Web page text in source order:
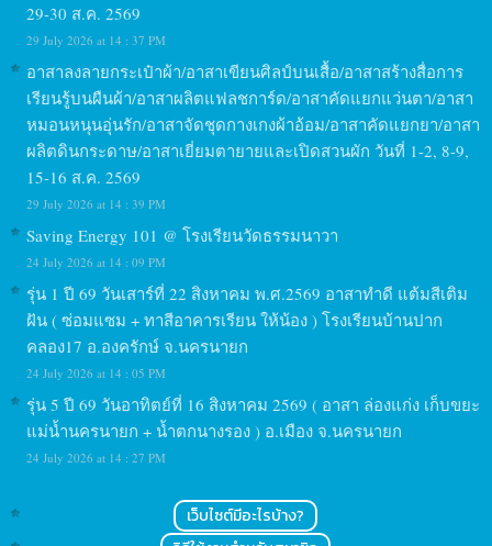
29-30 ส.ค. 2569
29 July 2026 at 14 : 37 PM
อาสาลงลายกระเป๋าผ้า/อาสาเขียนศิลป์บนเสื้อ/อาสาสร้างสื่อการ
เรียนรู้บนผืนผ้า/อาสาผลิตแฟลชการ์ด/อาสาคัดแยกแว่นตา/อาสา
หมอนหนุนอุ่นรัก/อาสาจัดชุดกางเกงผ้าอ้อม/อาสาคัดแยกยา/อาสา
ผลิตดินกระดาษ/อาสาเยี่ยมตายายและเปิดสวนผัก วันที่ 1-2, 8-9,
15-16 ส.ค. 2569
29 July 2026 at 14 : 39 PM
Saving Energy 101 @ โรงเรียนวัดธรรมนาวา
24 July 2026 at 14 : 09 PM
รุ่น 1 ปี 69 วันเสาร์ที่ 22 สิงหาคม พ.ศ.2569 อาสาทำดี แต้มสีเติม
ฝัน ( ซ่อมแซม + ทาสีอาคารเรียน ให้น้อง ) โรงเรียนบ้านปาก
คลอง17 อ.องครักษ์ จ.นครนายก
24 July 2026 at 14 : 05 PM
รุ่น 5 ปี 69 วันอาทิตย์ที่ 16 สิงหาคม 2569 ( อาสา ล่องแก่ง เก็บขยะ
แม่น้ำนครนายก + น้ำตกนางรอง ) อ.เมือง จ.นครนายก
24 July 2026 at 14 : 27 PM
เว็บไซต์มีอะไรบ้าง?